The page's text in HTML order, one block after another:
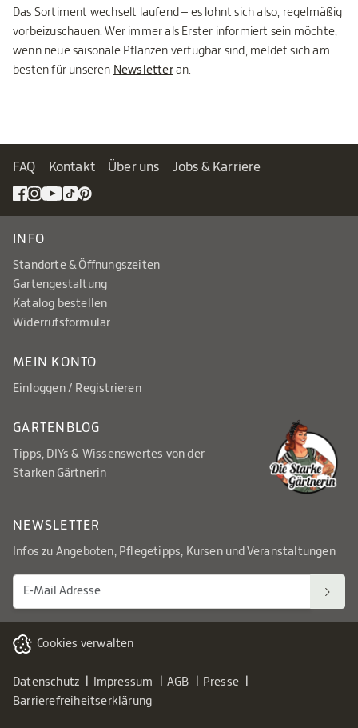
Das Sortiment wechselt laufend – es lohnt sich also, regelmäßig
vorbeizuschauen. Wer immer als Erster informiert sein möchte,
wenn neue saisonale Pflanzen verfügbar sind, meldet sich am
besten für unseren Newsletteran.
FAQ Kontakt Über uns Jobs & Karriere
INFO
Standorte & Öffnungszeiten
Gartengestaltung
Katalog bestellen
Widerrufsformular
MEIN KONTO
Einloggen / Registrieren
GARTENBLOG
Tipps, DIYs & Wissenswertes von der
Starken Gärtnerin
NEWSLETTER
Infos zu Angeboten, Pflegetipps, Kursen und Veranstaltungen
Cookies verwalten
Datenschutz Impressum AGB
Presse
Barrierefreiheitserklärung